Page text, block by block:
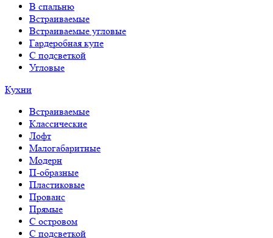
В спальню
Встраиваемые
Встраиваемые угловые
Гардеробная купе
С подсветкой
Угловые
Кухни
Встраиваемые
Классические
Лофт
Малогабаритные
Модерн
П-образные
Пластиковые
Прованс
Прямые
С островом
С подсветкой